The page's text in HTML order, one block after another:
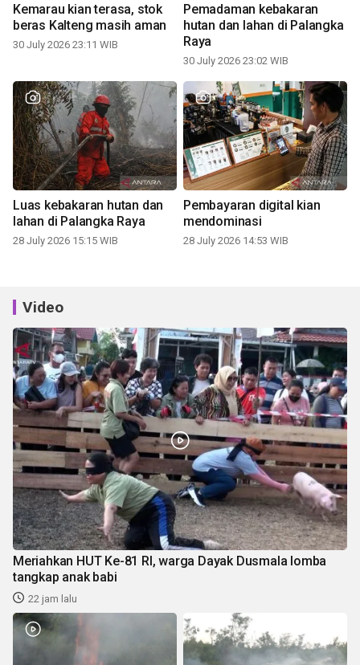
Kemarau kian terasa, stok
beras Kalteng masih aman
30 July 2026 23:11 WIB
Pemadaman kebakaran
hutan dan lahan di Palangka
Raya
30 July 2026 23:02 WIB
Luas kebakaran hutan dan
lahan di Palangka Raya
28 July 2026 15:15 WIB
Pembayaran digital kian
mendominasi
28 July 2026 14:53 WIB
Video
Meriahkan HUT Ke-81 RI, warga Dayak Dusmala lomba
tangkap anak babi
22 jam lalu